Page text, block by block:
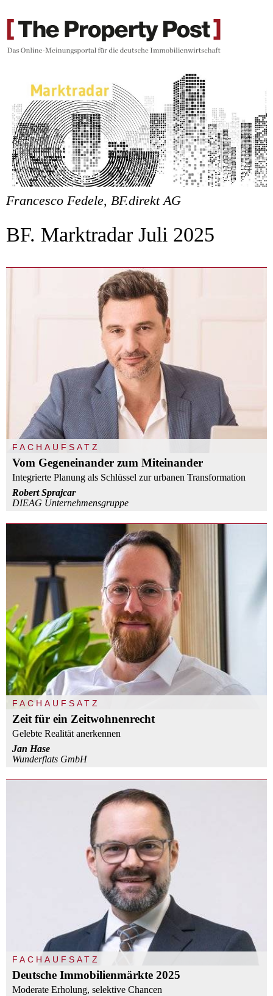
Francesco Fedele, BF.direkt AG
BF. Marktradar Juli 2025
FACHAUFSATZ
Vom Gegeneinander zum Miteinander
Integrierte Planung als Schlüssel zur urbanen Transformation
Robert Sprajcar
DIEAG Unternehmensgruppe
FACHAUFSATZ
Zeit für ein Zeitwohnenrecht
Gelebte Realität anerkennen
Jan Hase
Wunderflats GmbH
FACHAUFSATZ
Deutsche Immobilienmärkte 2025
Moderate Erholung, selektive Chancen